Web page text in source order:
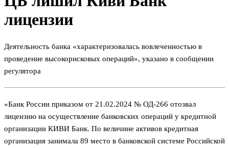
лицензии
Деятельность банка «характеризовалась вовлеченностью в
проведение высокорисковых операций», указано в сообщении
регулятора
«Банк России приказом от 21.02.2024 № ОД-266 отозвал
лицензию на осуществление банковских операций у кредитной
организации КИВИ Банк. По величине активов кредитная
организация занимала 89 место в банковской системе Российской